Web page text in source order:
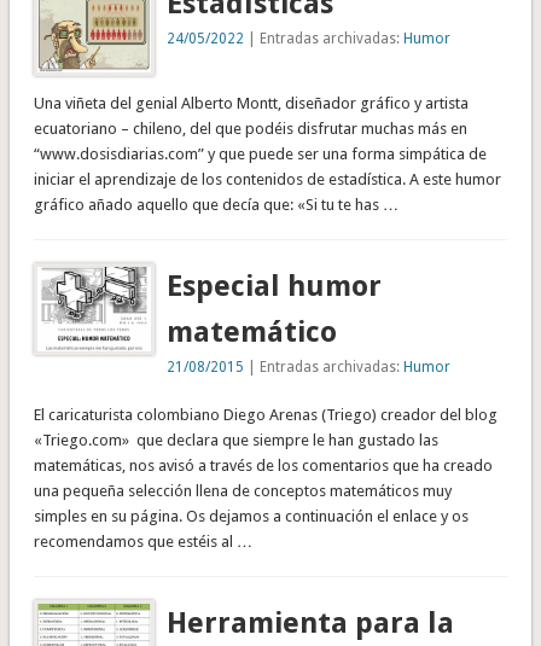
24/05/2022 | Entradas archivadas:Humor
Una viñeta del genial Alberto Montt, diseñador gráfico y artista
ecuatoriano – chileno, del que podéis disfrutar muchas más en
“www.dosisdiarias.com” y que puede ser una forma simpática de
iniciar el aprendizaje de los contenidos de estadística. A este humor
gráfico añado aquello que decía que: «Si tu te has …
Especial humor
matemático
21/08/2015 | Entradas archivadas:Humor
El caricaturista colombiano Diego Arenas (Triego) creador del blog
«Triego.com» que declara que siempre le han gustado las
matemáticas, nos avisó a través de los comentarios que ha creado
una pequeña selección llena de conceptos matemáticos muy
simples en su página. Os dejamos a continuación el enlace y os
recomendamos que estéis al …
Herramienta para la